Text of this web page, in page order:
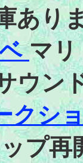
あり
マリ
ウン
クシ
プ再